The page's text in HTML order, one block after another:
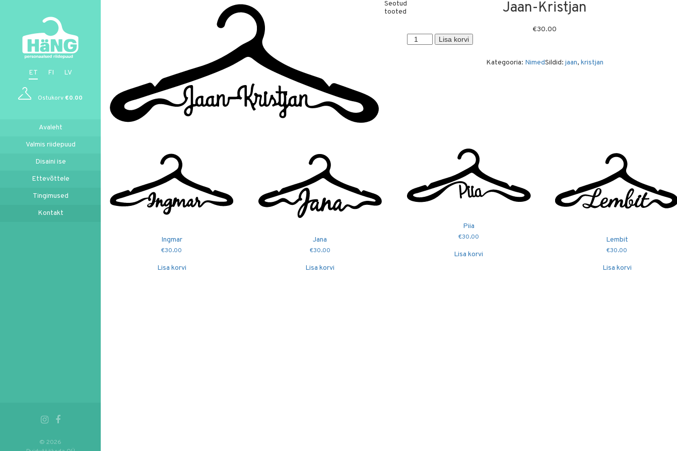
ET FI LV
Ostukorv€0.00
Avaleht
Valmis riidepuud
Disaini ise
Ettevõttele
Tingimused
Kontakt
© 2026
Jaan-Kristjan
€30.00
Jaan-
Kristjan
Lisa korvi
Kategooria: NimedSildid: jaan, kristjan
Seotud
tooted
Ingmar
€30.00
Lisa korvi
Jana
€30.00
Lisa korvi
Piia
€30.00
Lisa korvi
Lembit
€30.00
Lisa korvi